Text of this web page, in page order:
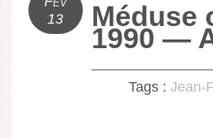
13
Méduse
1990 —
Tags : Jean-